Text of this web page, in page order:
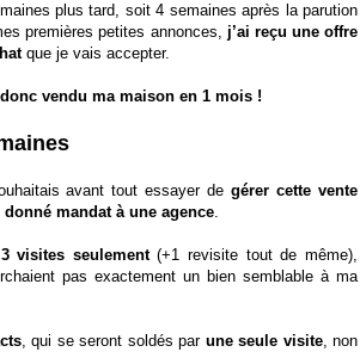
plus tard, soit 4 semaines après la parution
premières petites annonces, j’ai reçu une offre
que je vais accepter.
donc vendu ma maison en 1 mois !
avant tout essayer degérer cette vente
mandat à une agence.
visites seulement(+1 revisite tout de même),
pas exactement un bien semblable à ma
, qui se seront soldés par une seule visite, non